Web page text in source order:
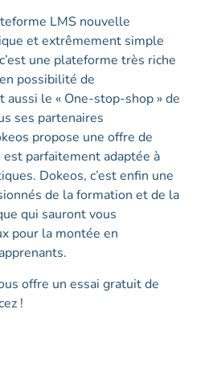
LMS nouvelle
et extrêmement simple
une plateforme très riche
possibilité de
aussi le « One-stop-shop » de
ses partenaires
propose une offre de
parfaitement adaptée à
Dokeos, c’est enfin une
de la formation et de la
qui sauront vous
pour la montée en
offre un essai gratuit de
!